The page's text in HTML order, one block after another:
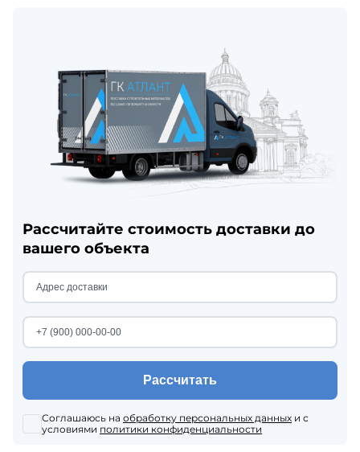
Рассчитайте стоимость доставки до
вашего объекта
Рассчитать
Соглашаюсь на обработку персональных данных и с
условиями политики конфиденциальности